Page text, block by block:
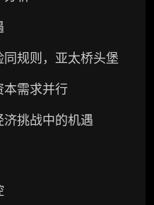
规则，亚太桥头堡
本需求并行
挑战中的机遇